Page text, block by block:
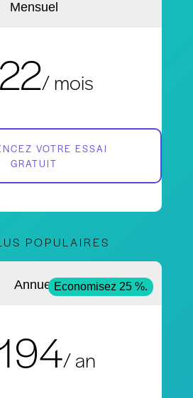
Mensuel
/ mois
VOTRE ESSAI
GRATUIT
POPULAIRES
Annuel Economisez 25 %.
/ an